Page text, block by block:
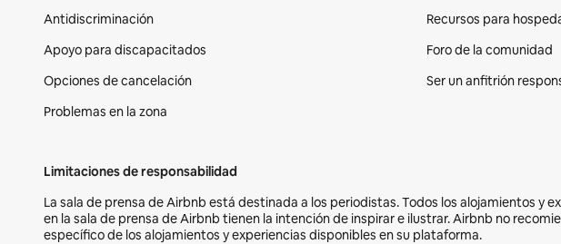
Antidiscriminación
Apoyo para discapacitados
Opciones de cancelación
Problemas en la zona
Recursos para
Foro de la comunidad
Ser un anfitrión
Limitaciones de responsabilidad
La sala de prensa de Airbnb está destinada a los periodistas. Todos los alojamientos y
en la sala de prensa de Airbnb tienen la intención de inspirar e ilustrar. Airbnb no
específico de los alojamientos y experiencias disponibles en su plataforma.